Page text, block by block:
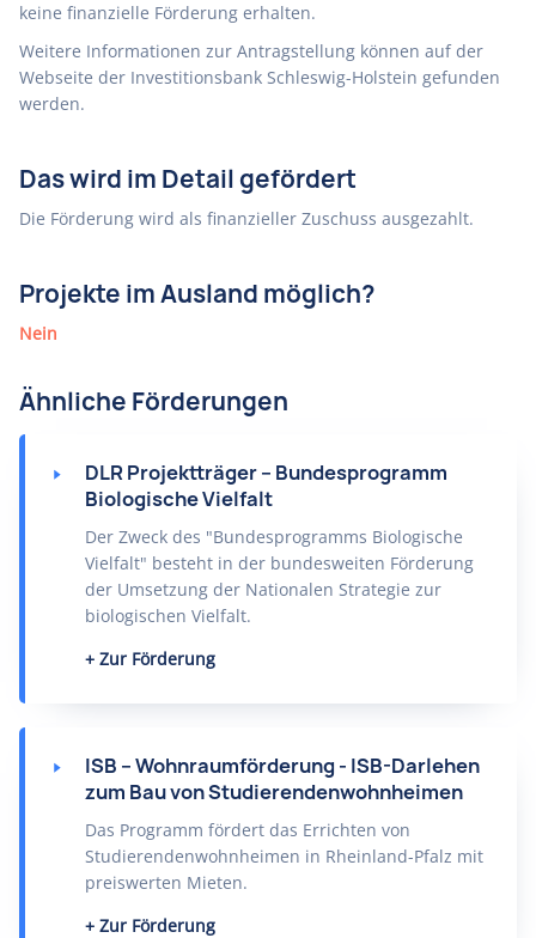
keine finanzielle Förderung erhalten.
Weitere Informationen zur Antragstellung können auf der
Webseite der Investitionsbank Schleswig-Holstein gefunden
werden.
Das wird im Detail gefördert
Die Förderung wird als finanzieller Zuschuss ausgezahlt.
Projekte im Ausland möglich?
Nein
Ähnliche Förderungen
DLR Projektträger – Bundesprogramm
Biologische Vielfalt
Der Zweck des "Bundesprogramms Biologische
Vielfalt" besteht in der bundesweiten Förderung
der Umsetzung der Nationalen Strategie zur
biologischen Vielfalt.
Zur Förderung
ISB – Wohnraumförderung - ISB-Darlehen
zum Bau von Studierendenwohnheimen
Das Programm fördert das Errichten von
Studierendenwohnheimen in Rheinland-Pfalz mit
preiswerten Mieten.
Zur Förderung